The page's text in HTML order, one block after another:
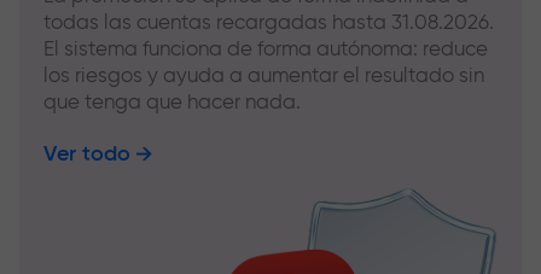
todas las cuentas recargadas hasta 31.08.2026.
El sistema funciona de forma autónoma: reduce
los riesgos y ayuda a aumentar el resultado sin
que tenga que hacer nada.
Ver todo